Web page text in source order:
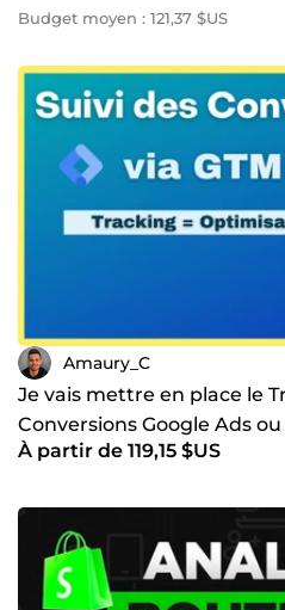
Budget moyen : 121,37 $US
Amaury_C
Je vais mettre en place le
Conversions Google Ads
À partir de 119,15 $US